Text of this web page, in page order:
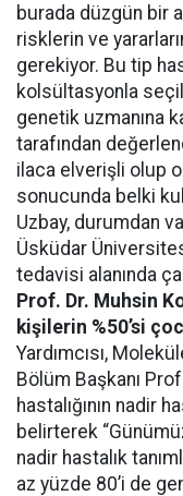
burada düzgün bir
risklerin ve
gerekiyor. Bu tip
kolsültasyonla
genetik uzmanına
tarafından
ilaca elverişli olup
sonucunda belki
Uzbay, durumdan
Üsküdar
tedavisi alanında
Prof. Dr. Muhsin
kişilerin %50’si
Yardımcısı,
Bölüm Başkanı
hastalığının nadir
belirterek
nadir hastalık
az yüzde 80’i de